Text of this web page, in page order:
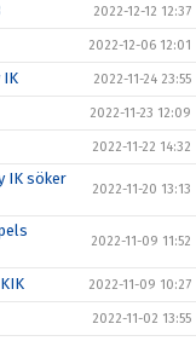
2022-12-12 12:37
2022-12-06 12:01
IK 2022-11-24 23:55
2022-11-23 12:09
2022-11-22 14:32
IK söker
2022-11-20 13:13
2022-11-09 11:52
2022-11-09 10:27
2022-11-02 13:55